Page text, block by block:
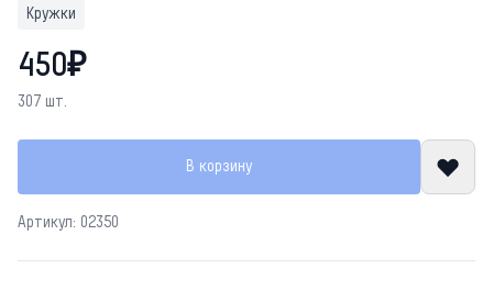
Кружки
450₽
307 шт.
В корзину
Артикул: 02350